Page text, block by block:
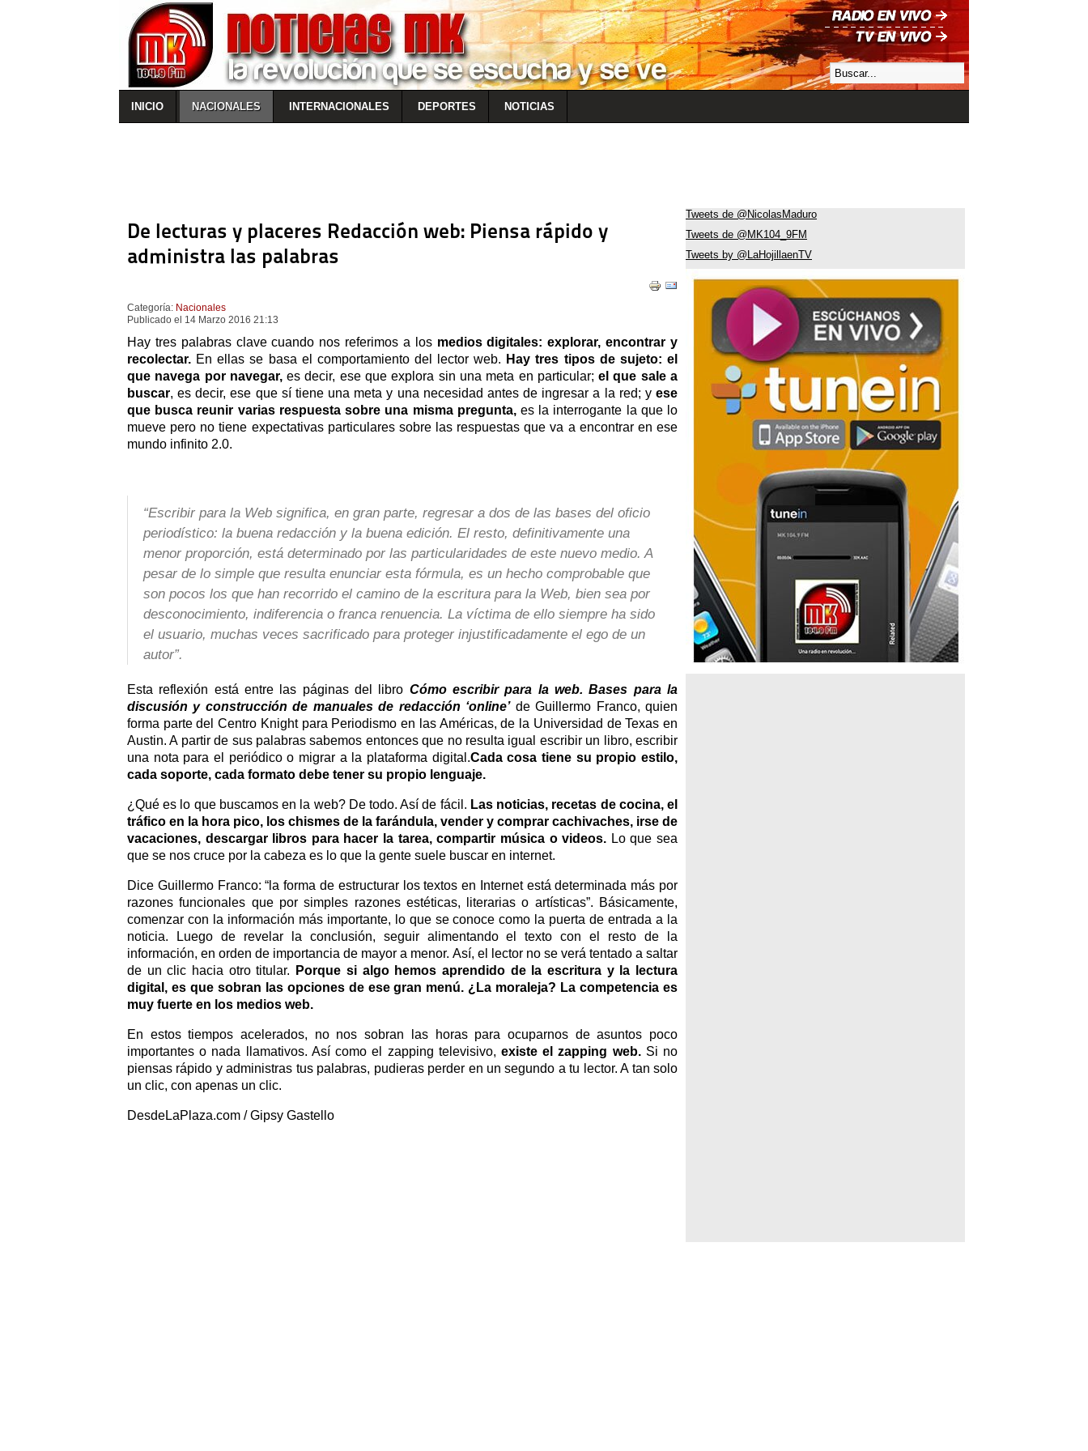
INICIO NACIONALES INTERNACIONALES DEPORTES NOTICIAS
De lecturas y placeres Redacción web: Piensa rápido y
administra las palabras
Categoría: Nacionales
Publicado el 14 Marzo 2016 21:13
Hay tres palabras clave cuando nos referimos a los medios digitales: explorar, encontrar y
recolectar. En ellas se basa el comportamiento del lector web. Hay tres tipos de sujeto: el
que navega por navegar,es decir, ese que explora sin una meta en particular;el que sale a
buscar, es decir, ese que sí tiene una meta y una necesidad antes de ingresar a la red; y ese
que busca reunir varias respuesta sobre una misma pregunta,es la interrogante la que lo
mueve pero no tiene expectativas particulares sobre las respuestas que va a encontrar en ese
mundo infinito 2.0.
“Escribir para la Web significa, en gran parte, regresar a dos de las bases del oficio
periodístico: la buena redacción y la buena edición. El resto, definitivamente una
menor proporción, está determinado por las particularidades de este nuevo medio. A
pesar de lo simple que resulta enunciar esta fórmula, es un hecho comprobable que
son pocos los que han recorrido el camino de la escritura para la Web, bien sea por
desconocimiento, indiferencia o franca renuencia. La víctima de ello siempre ha sido
el usuario, muchas veces sacrificado para proteger injustificadamente el ego de un
autor”.
Esta reflexión está entre las páginas del libro Cómo escribir para la web. Bases para la
discusión y construcción de manuales de redacción ‘online’de Guillermo Franco, quien
forma parte del Centro Knight para Periodismo en las Américas, de la Universidad de Texas en
Austin. A partir de sus palabras sabemos entonces que no resulta igual escribir un libro, escribir
una nota para el periódico o migrar a la plataforma digital.Cada cosa tiene su propio estilo,
cada soporte, cada formato debe tener su propio lenguaje.
¿Qué es lo que buscamos en la web? De todo. Así de fácil. Las noticias, recetas de cocina, el
tráfico en la hora pico, los chismes de la farándula, vender y comprar cachivaches, irse de
vacaciones, descargar libros para hacer la tarea, compartir música o videos. Lo que sea
que se nos cruce por la cabeza es lo que la gente suele buscar en internet.
Dice Guillermo Franco: “la forma de estructurar los textos en Internet está determinada más por
razones funcionales que por simples razones estéticas, literarias o artísticas”. Básicamente,
comenzar con la información más importante, lo que se conoce como la puerta de entrada a la
noticia. Luego de revelar la conclusión, seguir alimentando el texto con el resto de la
información, en orden de importancia de mayor a menor. Así, el lector no se verá tentado a saltar
de un clic hacia otro titular.
Porque si algo hemos aprendido de la escritura y la lectura
digital, es que sobran las opciones de ese gran menú. ¿La moraleja? La competencia es
muy fuerte en los medios web.
En estos tiempos acelerados, no nos sobran las horas para ocuparnos de asuntos poco
importantes o nada llamativos. Así como el zapping televisivo, existe el zapping web.Si no
piensas rápido y administras tus palabras, pudieras perder en un segundo a tu lector. A tan solo
un clic, con apenas un clic.
DesdeLaPlaza.com / Gipsy Gastello
Tweets de @NicolasMaduro
Tweets de @MK104_9FM
Tweets by @LaHojillaenTV